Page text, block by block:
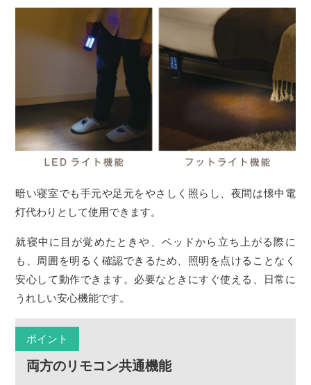
暗い寝室でも手元や足元をやさしく照らし、夜間は懐中電
灯代わりとして使用できます。
就寝中に目が覚めたときや、ベッドから立ち上がる際に
も、周囲を明るく確認できるため、照明を点けることなく
安心して動作できます。必要なときにすぐ使える、日常に
うれしい安心機能です。
ポイント
両方のリモコン共通機能